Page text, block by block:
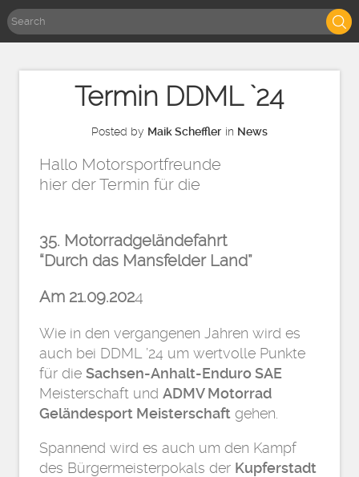
Termin DDML `24
Posted by Maik Scheffler in News
Hallo Motorsportfreunde
hier der Termin für die
35. Motorradgeländefahrt
“Durch das Mansfelder Land”
Am 21.09.2024
Wie in den vergangenen Jahren wird es
auch bei DDML ’24 um wertvolle Punkte
für die Sachsen-Anhalt-Enduro SAE
Meisterschaft und ADMV Motorrad
Geländesport Meisterschaftgehen.
Spannend wird es auch um den Kampf
des Bürgermeisterpokals der Kupferstadt